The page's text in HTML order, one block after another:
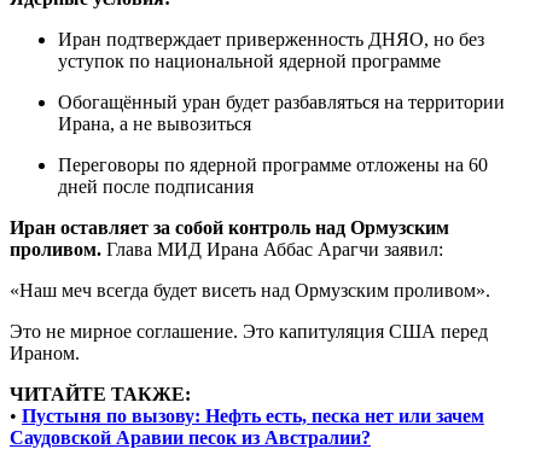
Иран подтверждает приверженность ДНЯО, но без
уступок по национальной ядерной программе
Обогащённый уран будет разбавляться на территории
Ирана, а не вывозиться
Переговоры по ядерной программе отложены на 60
дней после подписания
Иран оставляет за собой контроль над Ормузским
проливом. Глава МИД Ирана Аббас Арагчи заявил:
«Наш меч всегда будет висеть над Ормузским проливом».
Это не мирное соглашение. Это капитуляция США перед
Ираном.
ЧИТАЙТЕ ТАКЖЕ:
• Пустыня по вызову: Нефть есть, песка нет или зачем
Саудовской Аравии песок из Австралии?